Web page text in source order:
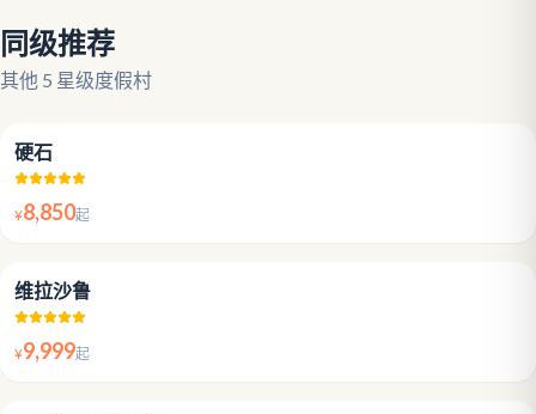
同级推荐
其他 5 星级度假村
硬石
¥8,850起
维拉沙鲁
¥9,999起